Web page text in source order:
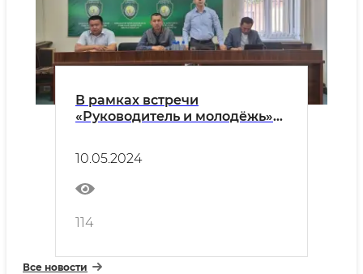
В рамках встречи
«Руководитель и молодёжь»
сотрудниками из
Каракалпакстана.
10.05.2024
114
Все новости